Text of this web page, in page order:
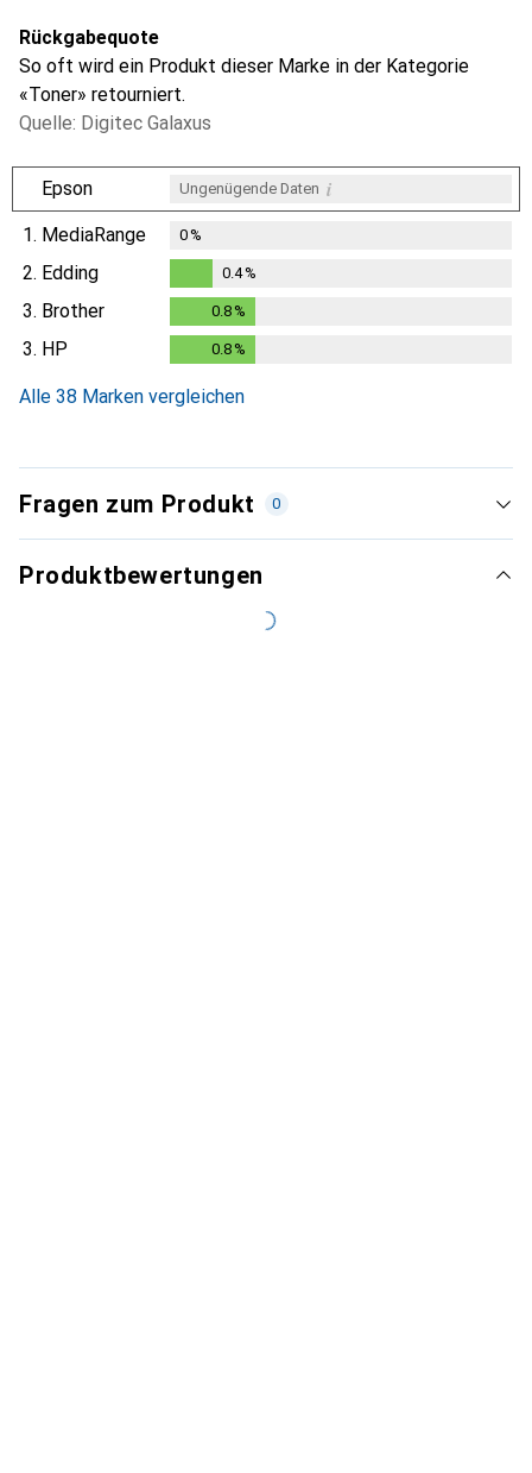
Rückgabequote
So oft wird ein Produkt dieser Marke in der Kategorie
«Toner» retourniert.
Quelle: Digitec Galaxus
Epson Ungenügende Daten i
1. MediaRange 0%
2. Edding
0.4%
0.4%
3. Brother 0.8 %
3. HP 0.8 %
Alle 38 Marken vergleichen
Fragen zum Produkt 0
Produktbewertungen